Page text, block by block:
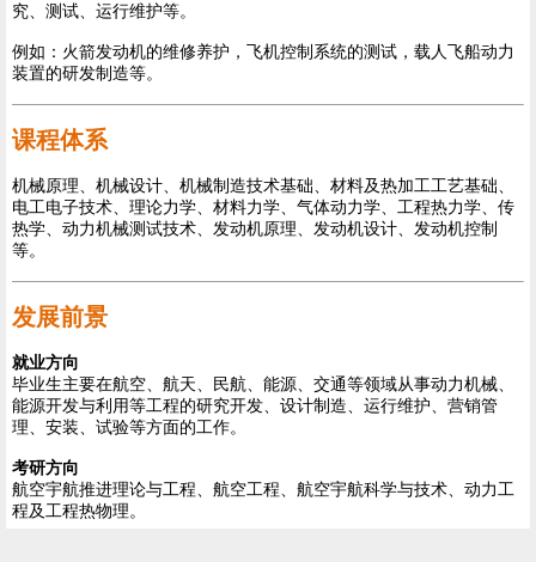
究、测试、运行维护等。
例如：火箭发动机的维修养护，飞机控制系统的测试，载人飞船动力
装置的研发制造等。
课程体系
机械原理、机械设计、机械制造技术基础、材料及热加工工艺基础、
电工电子技术、理论力学、材料力学、气体动力学、工程热力学、传
热学、动力机械测试技术、发动机原理、发动机设计、发动机控制
等。
发展前景
就业方向
毕业生主要在航空、航天、民航、能源、交通等领域从事动力机械、
能源开发与利用等工程的研究开发、设计制造、运行维护、营销管
理、安装、试验等方面的工作。
考研方向
航空宇航推进理论与工程、航空工程、航空宇航科学与技术、动力工
程及工程热物理。